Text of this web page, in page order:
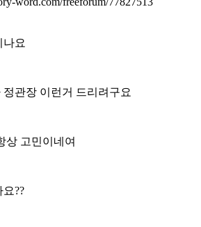
나요
관장 이런거 드리려구요
상 고민이네여
??